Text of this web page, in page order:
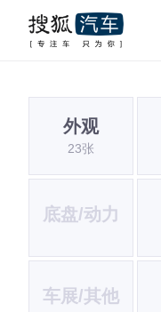
外观
23张
底盘/动力
车展/其他